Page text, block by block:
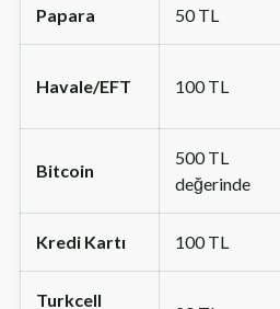
Papara 50 TL
Havale/EFT 100 TL
Bitcoin
500 TL
değerinde
Kredi Kartı 100 TL
Turkcell